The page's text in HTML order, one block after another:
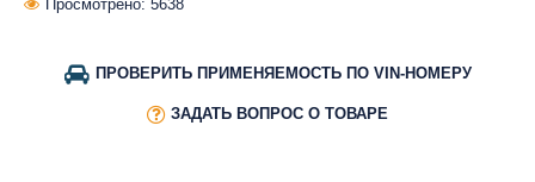
Просмотрено: 5638
ПРОВЕРИТЬ ПРИМЕНЯЕМОСТЬ ПО VIN-НОМЕРУ
ЗАДАТЬ ВОПРОС О ТОВАРЕ